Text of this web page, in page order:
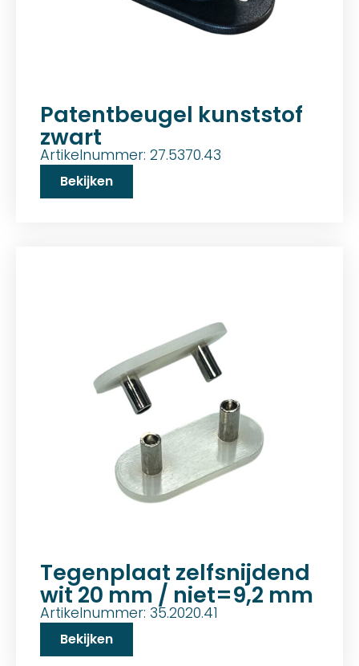
Patentbeugel kunststof
zwart
Artikelnummer: 27.5370.43
Bekijken
Tegenplaat zelfsnijdend
wit 20 mm / niet=9,2 mm
Artikelnummer: 35.2020.41
Bekijken